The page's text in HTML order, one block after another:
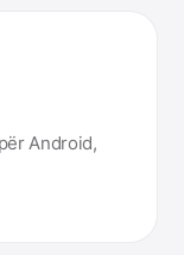
Android,